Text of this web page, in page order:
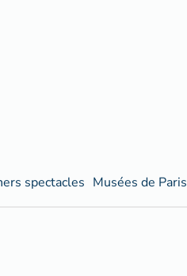
spectacles Musées de Paris